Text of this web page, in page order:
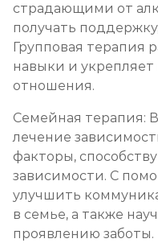
страдающими от
получать
Групповая терапия
навыки и
отношения.
Семейная терапия:
лечение
факторы,
зависимости. С
улучшить
в семье, а также
проявлению заботы.